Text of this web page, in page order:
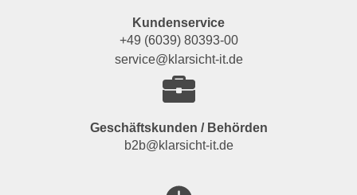
Kundenservice
+49 (6039) 80393-00
service@klarsicht-it.de
Geschäftskunden / Behörden
b2b@klarsicht-it.de